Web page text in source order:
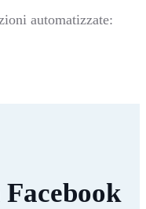
automatizzate: